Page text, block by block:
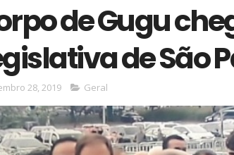
de Gugu
de São
28, 2019 Geral